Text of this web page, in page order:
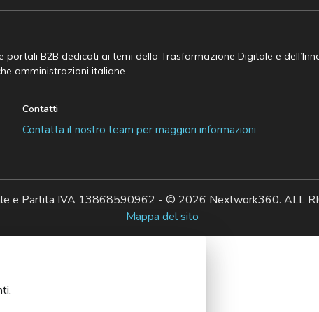
B2B dedicati ai temi della Trasformazione Digitale e
amministrazioni italiane.
Contatti
Contatta il nostro team per maggiori informazioni
e Partita IVA 13868590962 - © 2026 Nextwork360. ALL
Mappa del sito